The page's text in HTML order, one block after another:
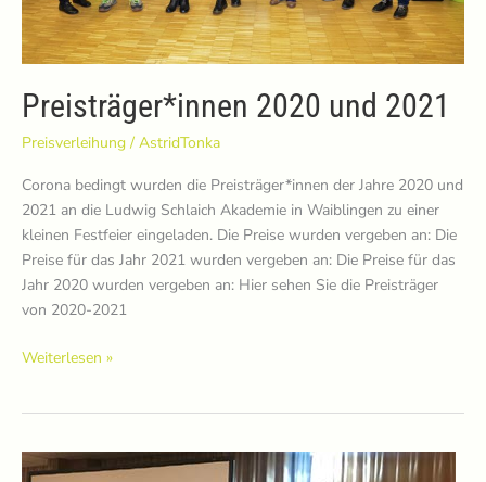
Preisträger*innen 2020 und 2021
Preisverleihung / AstridTonka
Corona bedingt wurden die Preisträger*innen der Jahre 2020 und
2021 an die Ludwig Schlaich Akademie in Waiblingen zu einer
kleinen Festfeier eingeladen. Die Preise wurden vergeben an: Die
Preise für das Jahr 2021 wurden vergeben an: Die Preise für das
Jahr 2020 wurden vergeben an: Hier sehen Sie die Preisträger
von 2020-2021
Preisträger*innen
Weiterlesen »